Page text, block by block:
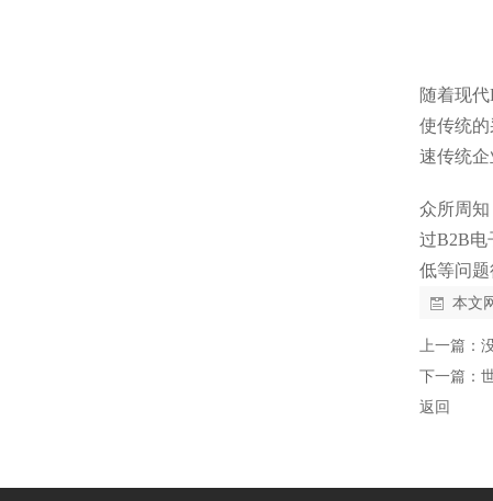
随着现
使传统
速传统企
众所周
过B2B电
低等问
本文
上一篇：
下一篇：
返回